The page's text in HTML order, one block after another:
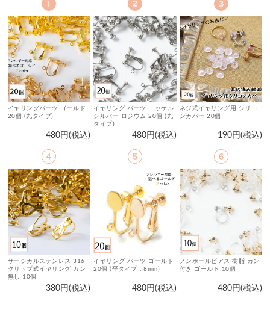
イヤリングパーツ ゴールド
20個 (丸タイプ)
480円(税込)
イヤリング パーツ ニッケル
シルバー ロジウム 20個 (丸
タイプ)
480円(税込)
ネジ式イヤリング用 シリコ
ンカバー 20個
190円(税込)
サージカルステンレス 316
クリップ式イヤリング カン
無し 10個
380円(税込)
イヤリング パーツ ゴールド
20個 (平タイプ：8mm)
480円(税込)
ノンホールピアス 樹脂 カン
付き ゴールド 10個
480円(税込)